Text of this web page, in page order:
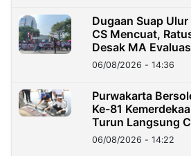
Dugaan Suap
CS Mencuat,
Desak MA
06/08/2026 - 14:36
Purwakarta
Ke-81
Turun Langsung
06/08/2026 - 14:22